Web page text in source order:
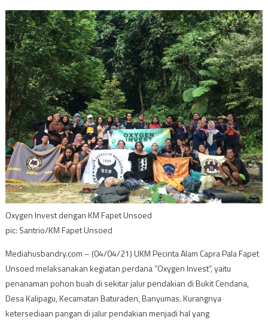
Oxygen Invest dengan KM Fapet Unsoed
pic: Santrio/KM Fapet Unsoed
Mediahusbandry.com – (04/04/21) UKM Pecinta Alam Capra Pala Fapet
Unsoed melaksanakan kegiatan perdana “Oxygen Invest”, yaitu
penanaman pohon buah di sekitar jalur pendakian di Bukit Cendana,
Desa Kalipagu, Kecamatan Baturaden, Banyumas. Kurangnya
ketersediaan pangan di jalur pendakian menjadi hal yang